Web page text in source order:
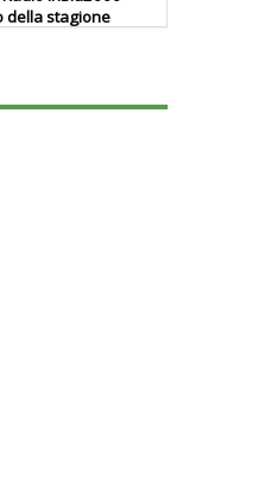
della stagione